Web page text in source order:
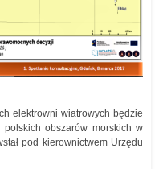
elektrowni wiatrowych będzie
polskich obszarów morskich w
pod kierownictwem Urzędu